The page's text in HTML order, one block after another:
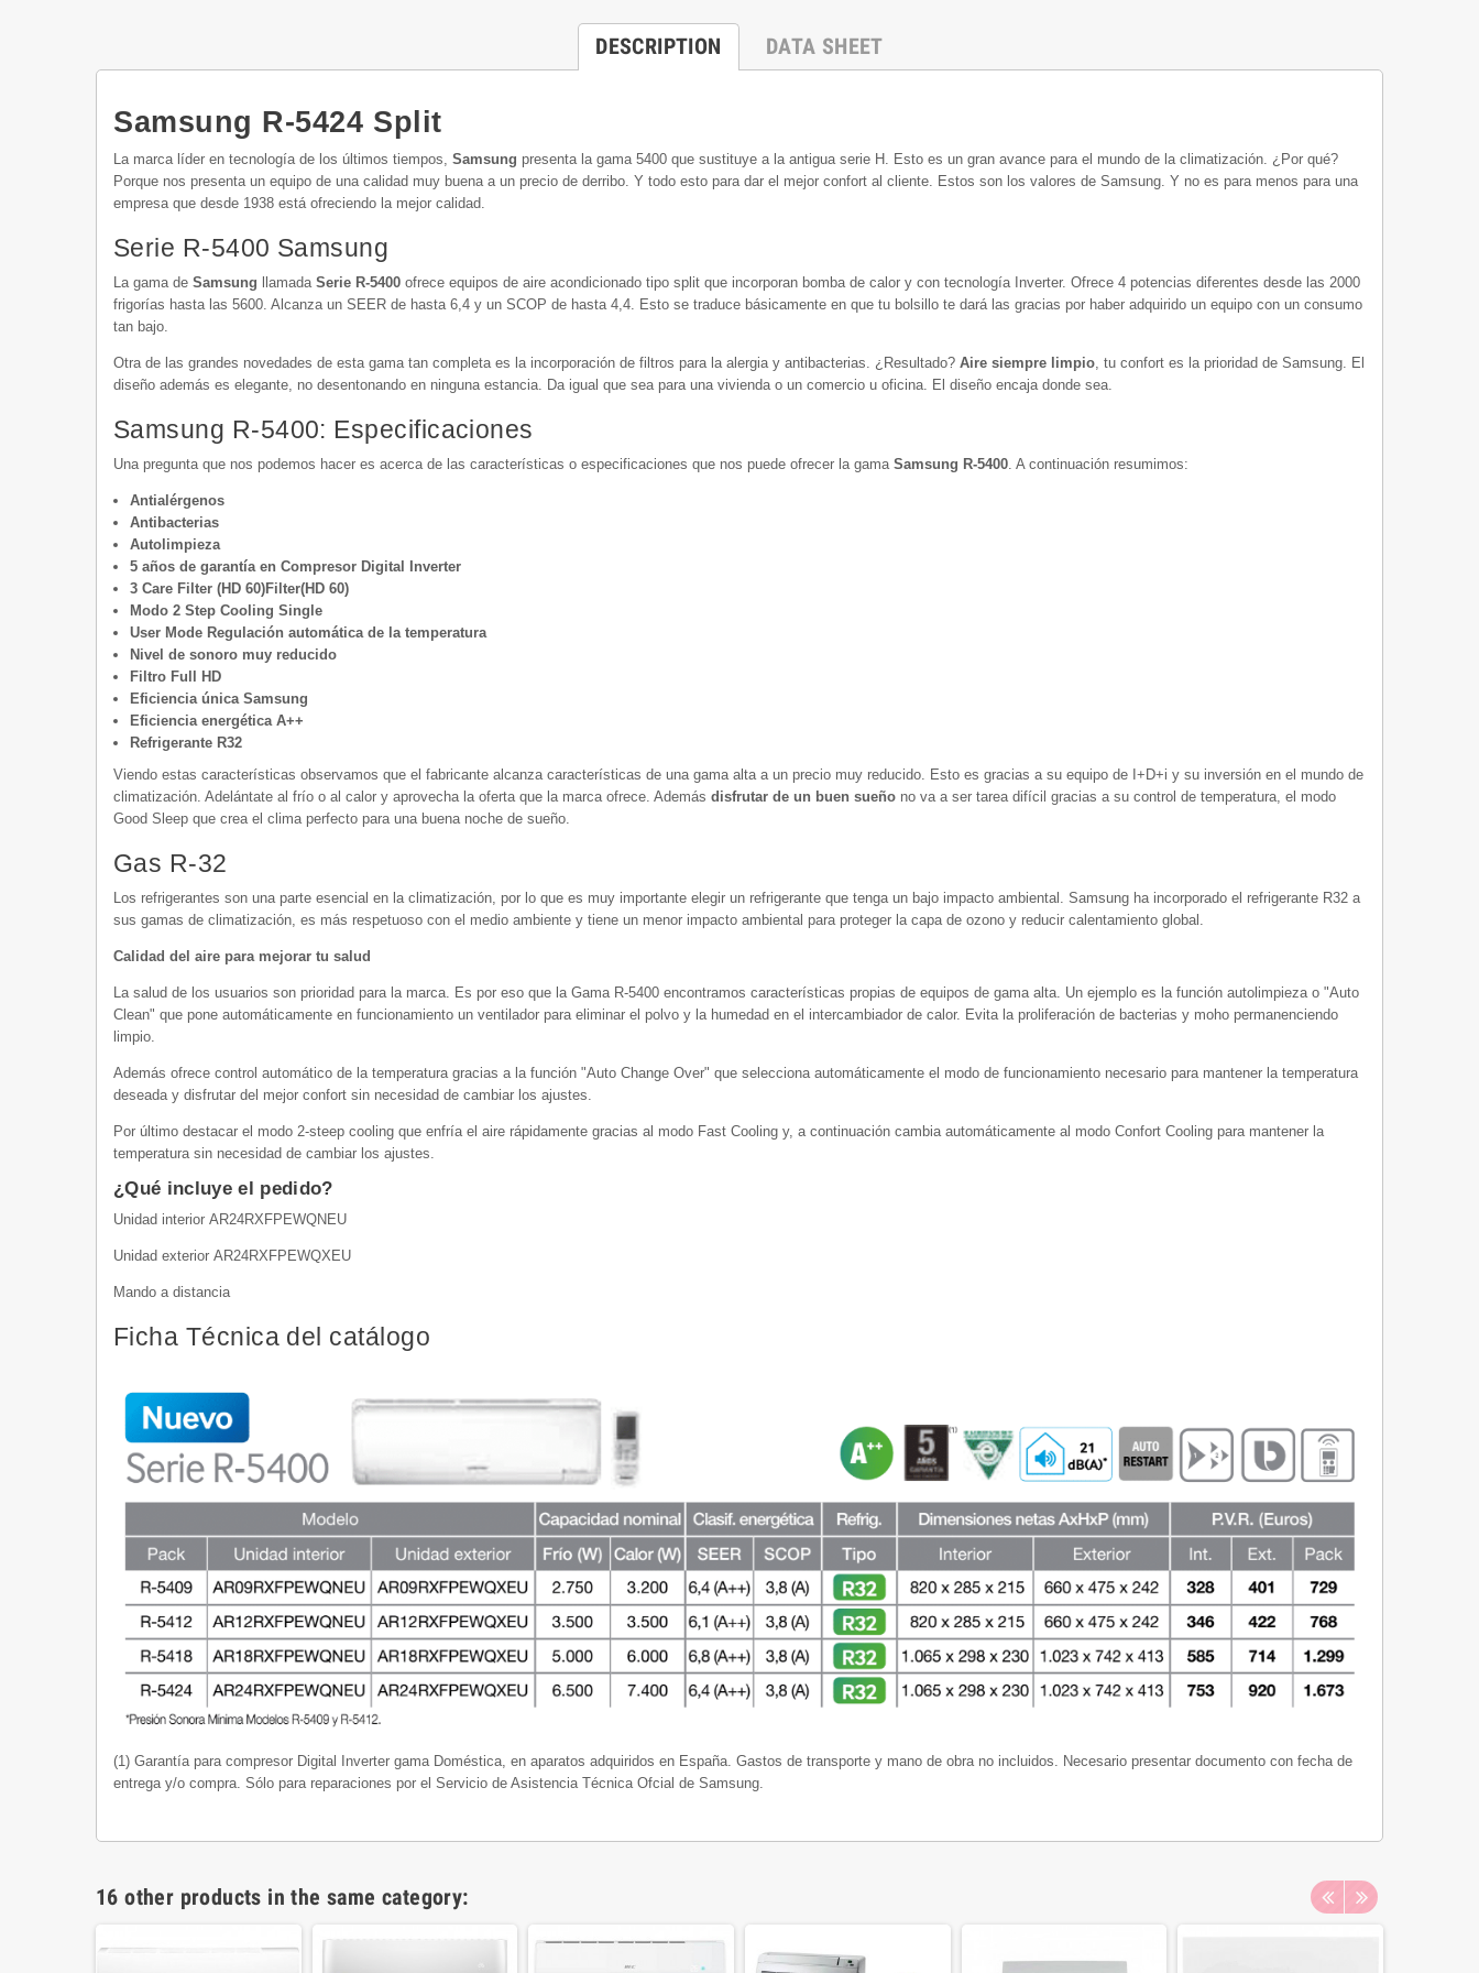
DESCRIPTION DATA SHEET
Samsung R-5424 Split
La marca líder en tecnología de los últimos tiempos, Samsung presenta la gama 5400 que sustituye a la antigua serie H. Esto es un gran avance para el mundo de la climatización. ¿Por qué?
Porque nos presenta un equipo de una calidad muy buena a un precio de derribo. Y todo esto para dar el mejor confort al cliente. Estos son los valores de Samsung. Y no es para menos para una
empresa que desde 1938 está ofreciendo la mejor calidad.
Serie R-5400 Samsung
La gama de Samsung llamada Serie R-5400 ofrece equipos de aire acondicionado tipo split que incorporan bomba de calor y con tecnología Inverter. Ofrece 4 potencias diferentes desde las 2000
frigorías hasta las 5600. Alcanza un SEER de hasta 6,4 y un SCOP de hasta 4,4. Esto se traduce básicamente en que tu bolsillo te dará las gracias por haber adquirido un equipo con un consumo
tan bajo.
Otra de las grandes novedades de esta gama tan completa es la incorporación de filtros para la alergia y antibacterias. ¿Resultado? Aire siempre limpio , tu confort es la prioridad de Samsung. El
diseño además es elegante, no desentonando en ninguna estancia. Da igual que sea para una vivienda o un comercio u oficina. El diseño encaja donde sea.
Samsung R-5400: Especificaciones
Una pregunta que nos podemos hacer es acerca de las características o especificaciones que nos puede ofrecer la gama Samsung R-5400 . A continuación resumimos:
Antialérgenos
Antibacterias
Autolimpieza
5 años de garantía en Compresor Digital Inverter
3 Care Filter (HD 60)Filter(HD 60)
Modo 2 Step Cooling Single
User Mode Regulación automática de la temperatura
Nivel de sonoro muy reducido
Filtro Full HD
Eficiencia única Samsung
Eficiencia energética A++
Refrigerante R32
Viendo estas características observamos que el fabricante alcanza características de una gama alta a un precio muy reducido. Esto es gracias a su equipo de I+D+i y su inversión en el mundo de
climatización. Adelántate al frío o al calor y aprovecha la oferta que la marca ofrece. Además disfrutar de un buen sueño no va a ser tarea difícil gracias a su control de temperatura, el modo
Good Sleep que crea el clima perfecto para una buena noche de sueño.
Gas R-32
Los refrigerantes son una parte esencial en la climatización, por lo que es muy importante elegir un refrigerante que tenga un bajo impacto ambiental. Samsung ha incorporado el refrigerante R32 a
sus gamas de climatización, es más respetuoso con el medio ambiente y tiene un menor impacto ambiental para proteger la capa de ozono y reducir calentamiento global.
Calidad del aire para mejorar tu salud
La salud de los usuarios son prioridad para la marca. Es por eso que la Gama R-5400 encontramos características propias de equipos de gama alta. Un ejemplo es la función autolimpieza o "Auto
Clean" que pone automáticamente en funcionamiento un ventilador para eliminar el polvo y la humedad en el intercambiador de calor. Evita la proliferación de bacterias y moho permanenciendo
limpio.
Además ofrece control automático de la temperatura gracias a la función "Auto Change Over" que selecciona automáticamente el modo de funcionamiento necesario para mantener la temperatura
deseada y disfrutar del mejor confort sin necesidad de cambiar los ajustes.
Por último destacar el modo 2-steep cooling que enfría el aire rápidamente gracias al modo Fast Cooling y, a continuación cambia automáticamente al modo Confort Cooling para mantener la
temperatura sin necesidad de cambiar los ajustes.
¿Qué incluye el pedido?
Unidad interior AR24RXFPEWQNEU
Unidad exterior AR24RXFPEWQXEU
Mando a distancia
Ficha Técnica del catálogo
(1) Garantía para compresor Digital Inverter gama Doméstica, en aparatos adquiridos en España. Gastos de transporte y mano de obra no incluidos. Necesario presentar documento con fecha de
entrega y/o compra. Sólo para reparaciones por el Servicio de Asistencia Técnica Ofcial de Samsung.
16 other products in the same category: